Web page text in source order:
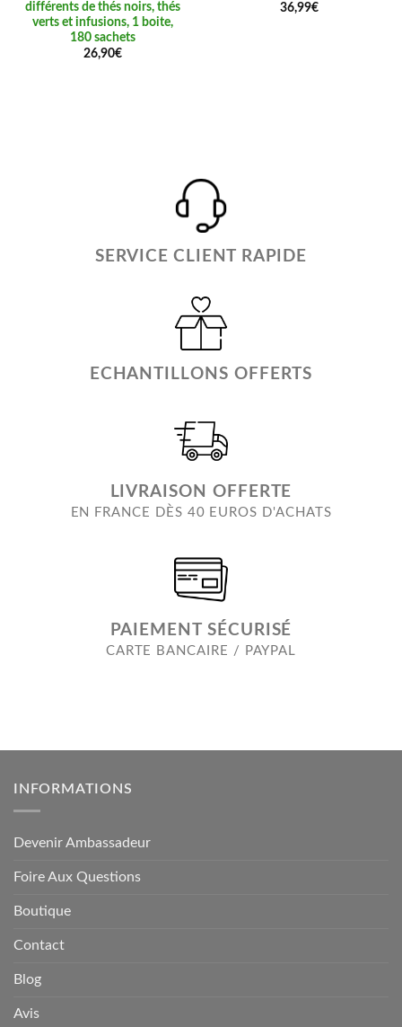
différents de thés noirs, thés
verts et infusions, 1 boite,
180 sachets
26,90€
36,99€
SERVICE CLIENT RAPIDE
ECHANTILLONS OFFERTS
LIVRAISON OFFERTE
EN FRANCE DÈS 40 EUROS D'ACHATS
PAIEMENT SÉCURISÉ
CARTE BANCAIRE / PAYPAL
INFORMATIONS
Devenir Ambassadeur
Foire Aux Questions
Boutique
Contact
Blog
Avis